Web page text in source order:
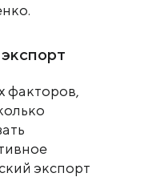
факторов,
экспорт